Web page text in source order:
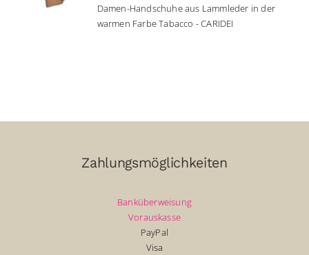
Damen-Handschuhe aus Lammleder in der
warmen Farbe Tabacco - CARIDEI
Zahlungsmöglichkeiten
Banküberweisung
Vorauskasse
PayPal
Visa